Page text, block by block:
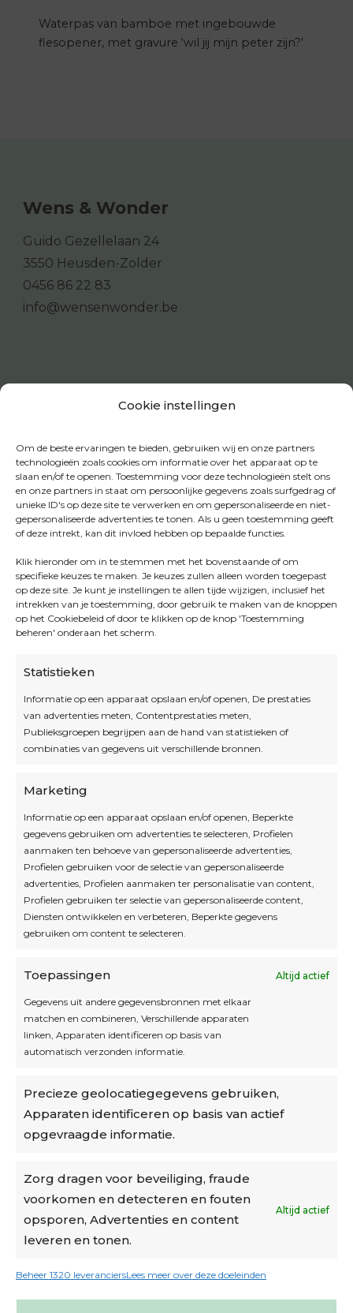
Cookie instellingen
Om de beste ervaringen te bieden, gebruiken wij en onze partners
technologieën zoals cookies om informatie over het apparaat op te
slaan en/of te openen. Toestemming voor deze technologieën stelt ons
en onze partners in staat om persoonlijke gegevens zoals surfgedrag of
unieke ID's op deze site te verwerken en om gepersonaliseerde en niet-
gepersonaliseerde advertenties te tonen. Als u geen toestemming geeft
of deze intrekt, kan dit invloed hebben op bepaalde functies.
Klik hieronder om in te stemmen met het bovenstaande of om
specifieke keuzes te maken. Je keuzes zullen alleen worden toegepast
op deze site. Je kunt je instellingen te allen tijde wijzigen, inclusief het
intrekken van je toestemming, door gebruik te maken van de knoppen
op het Cookiebeleid of door te klikken op de knop 'Toestemming
beheren' onderaan het scherm.
Statistieken
Informatie op een apparaat opslaan en/of openen, De prestaties
van advertenties meten, Contentprestaties meten,
Publieksgroepen begrijpen aan de hand van statistieken of
combinaties van gegevens uit verschillende bronnen.
Marketing
Informatie op een apparaat opslaan en/of openen, Beperkte
gegevens gebruiken om advertenties te selecteren, Profielen
aanmaken ten behoeve van gepersonaliseerde advertenties,
Profielen gebruiken voor de selectie van gepersonaliseerde
advertenties, Profielen aanmaken ter personalisatie van content,
Profielen gebruiken ter selectie van gepersonaliseerde content,
Diensten ontwikkelen en verbeteren, Beperkte gegevens
gebruiken om content te selecteren.
Toepassingen Altijd actief
Gegevens uit andere gegevensbronnen met elkaar
matchen en combineren, Verschillende apparaten
linken, Apparaten identificeren op basis van
automatisch verzonden informatie.
Precieze geolocatiegegevens gebruiken,
Apparaten identificeren op basis van actief
opgevraagde informatie.
Zorg dragen voor beveiliging, fraude
voorkomen en detecteren en fouten
opsporen, Advertenties en content
leveren en tonen.
Altijd actief
Beheer 1320 leveranciersLees meer over deze doeleinden
Waterpas van bamboe met ingebouwde
flesopener, met gravure ‘wil jij mijn peter zijn?’
Wens & Wonder
Guido Gezellelaan 24
3550 Heusden-Zolder
0456 86 22 83
info@wensenwonder.be
Openingsuren
Blijf op de hoogte
Interesse in leuke kadotips of toffe acties?
Laat dan hier je mailadres achter.
Algemene voorwaarden
Cookiebeleid
Accountinstellingen
Verzending
€6,50-€7,50 via Bpost